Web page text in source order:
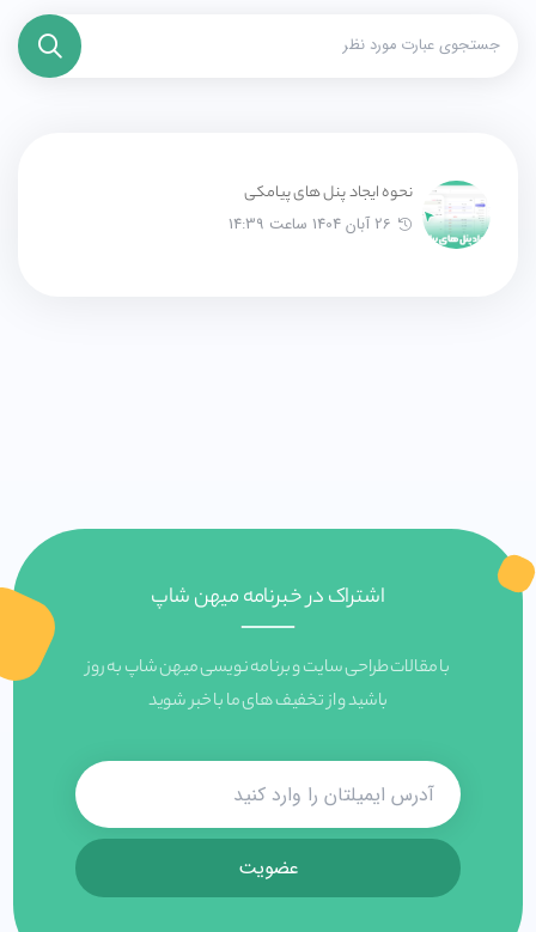
نحوه ایجاد پنل های پیامکی
26 آبان 1404 ساعت 14:39
اشتراک در خبرنامه میهن شاپ
با مقالات طراحی سایت و برنامه نویسی میهن شاپ به روز
باشید و از تخفیف های ما با خبر شوید
عضویت